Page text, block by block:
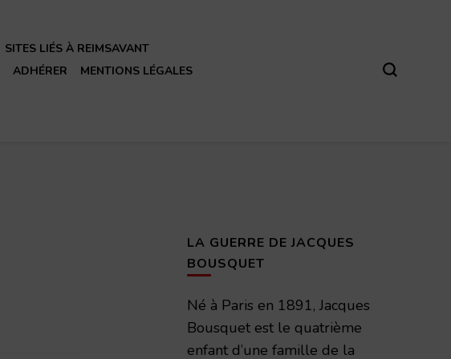
SITES LIÉS À REIMSAVANT
ADHÉRER
MENTIONS LÉGALES
LA GUERRE DE JACQUES
BOUSQUET
Né à Paris en 1891, Jacques
Bousquet est le quatrième
enfant d’une famille de la